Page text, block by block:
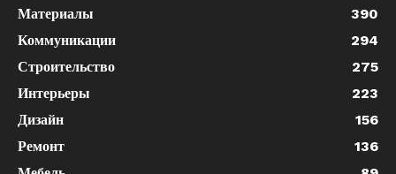
Материалы
390
Коммуникации
294
Строительство
275
Интерьеры
223
Дизайн
156
Ремонт
136